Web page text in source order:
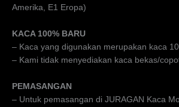
Amerika, E1 Eropa)
KACA 100% BARU
– Kaca yang digunakan merupakan kaca
– Kami tidak menyediakan kaca bekas/
PEMASANGAN
– Untuk pemasangan di JURAGAN Kaca